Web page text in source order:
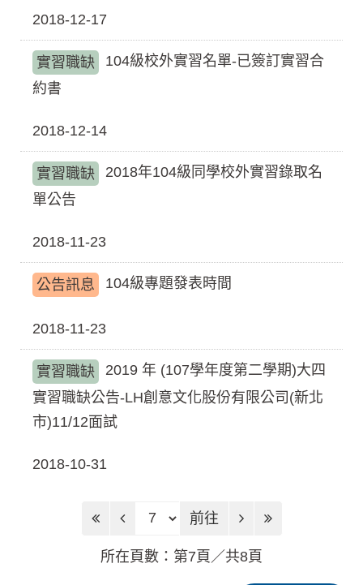
2018-12-17
實習職缺
104級校外實習名單-已簽訂實習合
約書
2018-12-14
實習職缺
2018年104級同學校外實習錄取名
單公告
2018-11-23
公告訊息 104級專題發表時間
2018-11-23
實習職缺
2019 年 (107學年度第二學期)大四
實習職缺公告-LH創意文化股份有限公司(新北
市)11/12面試
2018-10-31
前往頁 前往
所在頁數：第7頁／共8頁